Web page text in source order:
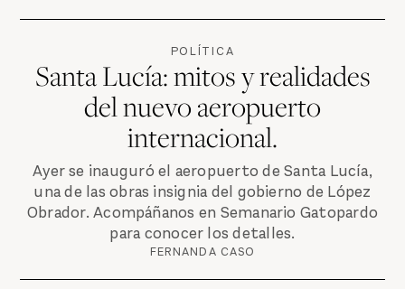
POLÍTICA
Santa Lucía: mitos y realidades
del nuevo aeropuerto
internacional.
Ayer se inauguró el aeropuerto de Santa Lucía,
una de las obras insignia del gobierno de López
Obrador. Acompáñanos en Semanario Gatopardo
para conocer los detalles.
FERNANDA CASO